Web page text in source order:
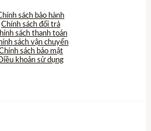
sách bảo hành
Chính sách đổi trả
sách thanh toán
sách vận chuyển
sách bảo mật
khoản sử dụng